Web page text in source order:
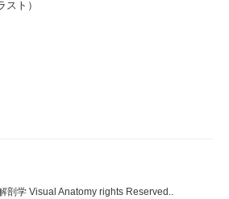
剖学 Visual Anatomy rights Reserved..